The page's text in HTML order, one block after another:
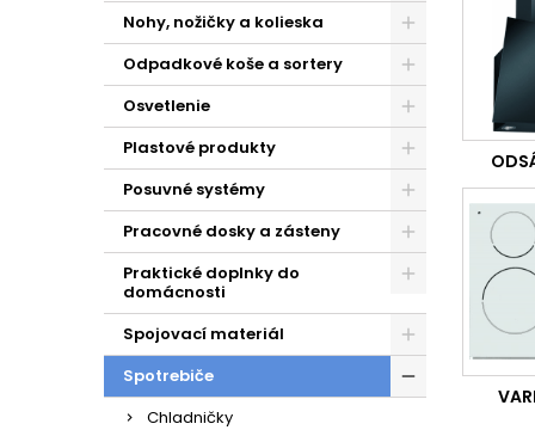
Nohy, nožičky a kolieska
Odpadkové koše a sortery
Osvetlenie
Plastové produkty
Posuvné systémy
Pracovné dosky a zásteny
Praktické doplnky do
domácnosti
Spojovací materiál
Spotrebiče
Chladničky